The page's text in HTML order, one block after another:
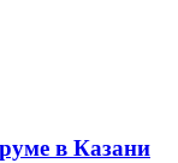
в Казани